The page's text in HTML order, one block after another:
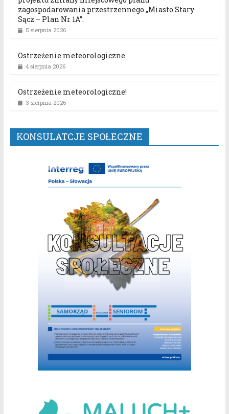
zagospodarowania przestrzennego „Miasto Stary
Sącz – Plan Nr 1A”.
5 sierpnia 2026
Ostrzeżenie meteorologiczne.
4 sierpnia 2026
Ostrzeżenie meteorologiczne!
3 sierpnia 2026
KONSULATCJE SPOŁECZNE